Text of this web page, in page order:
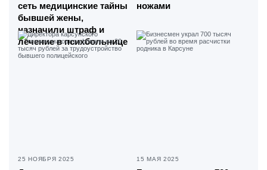
сеть медицинские тайны
бывшей жены,
назначили штраф и
лечение в психбольнице
ножами
25 НОЯБРЯ 2025 15 МАЯ 2025